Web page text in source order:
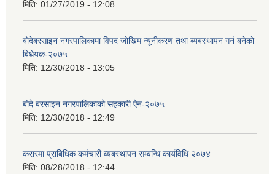
मिति: 01/27/2019 - 12:08
बोदेबरसाइन नगरपालिकामा विपद जोखिम न्यूनीकरण तथा ब्यबस्थापन गर्न बनेको
बिधेयक-२०७५
मिति: 12/30/2018 - 13:05
बोदे बरसाइन नगरपालिकाको सहकारी ऐन-२०७५
मिति: 12/30/2018 - 12:49
करारमा प्राबिधिक कर्मचारी ब्यबस्थापन सम्बन्धि कार्यविधि २०७४
मिति: 08/28/2018 - 12:44